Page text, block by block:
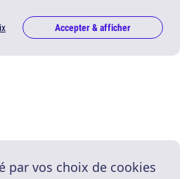
Accepter & afficher
par vos choix de cookies